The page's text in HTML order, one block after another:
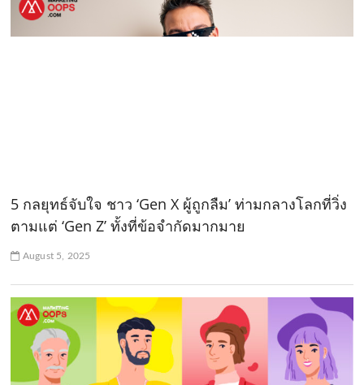
5 กลยุทธ์จับใจ ชาว ‘Gen X ผู้ถูกลืม’ ท่ามกลางโลกที่วิ่ง
ตามแต่ ‘Gen Z’ ทั้งที่ข้อจำกัดมากมาย
August 5, 2025